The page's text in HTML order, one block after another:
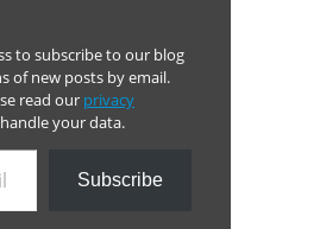
to subscribe to our blog
of new posts by email.
read our privacy
your data.
Subscribe